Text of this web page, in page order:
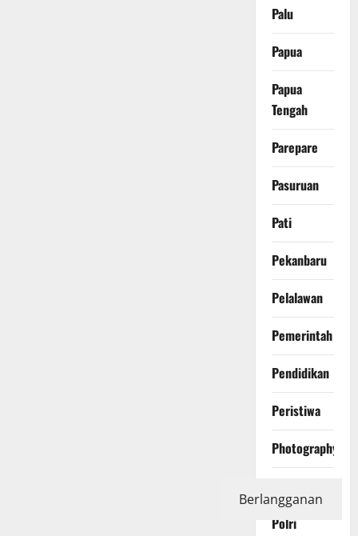
Palu
Papua
Papua
Tengah
Parepare
Pasuruan
Pati
Pekanbaru
Pelalawan
Pemerintah
Pendidikan
Peristiwa
Photography
Polri
Berlangganan